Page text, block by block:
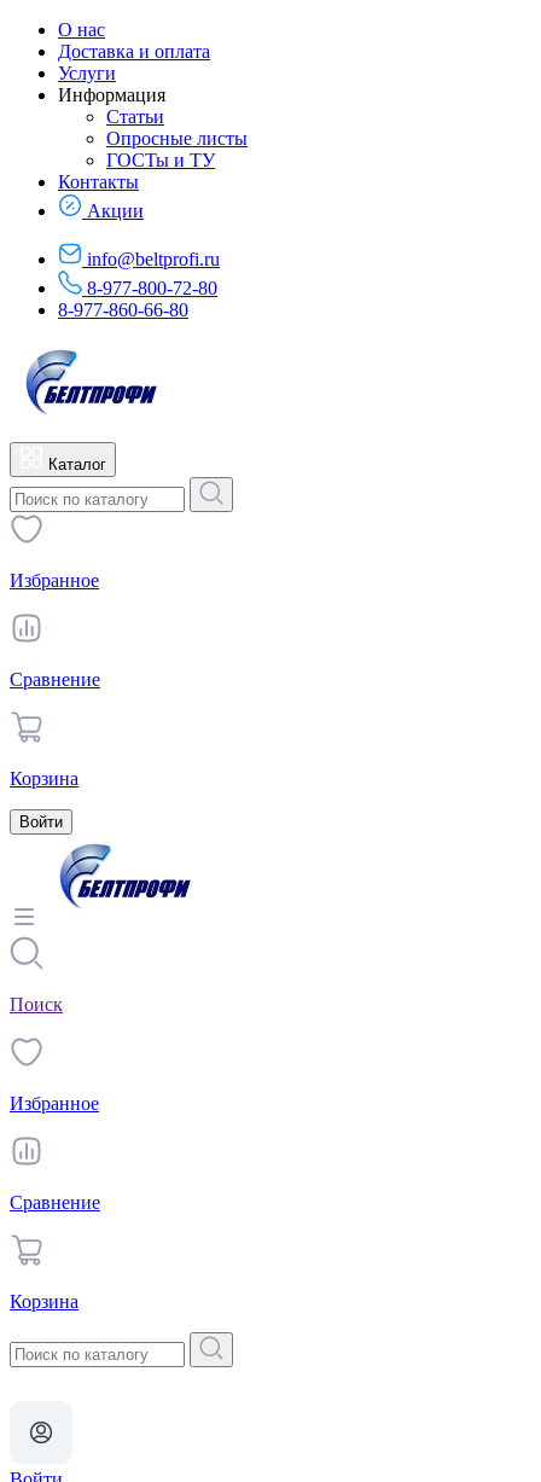
О нас
Доставка и оплата
Услуги
Информация
Статьи
Опросные листы
ГОСТы и ТУ
Контакты
Акции
info@beltprofi.ru
8-977-800-72-80
8-977-860-66-80
Каталог
Избранное
Сравнение
Корзина
Войти
Поиск
Избранное
Сравнение
Корзина